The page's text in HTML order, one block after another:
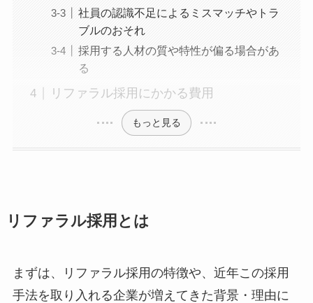
社員の認識不足によるミスマッチやトラ
ブルのおそれ
採用する人材の質や特性が偏る場合があ
る
リファラル採用にかかる費用
もっと見る
リファラル採用とは
まずは、リファラル採用の特徴や、近年この採用
手法を取り入れる企業が増えてきた背景・理由に